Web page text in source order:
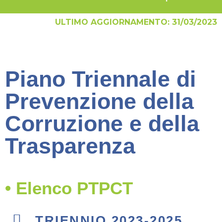
ULTIMO AGGIORNAMENTO: 31/03/2023
Piano Triennale di
Prevenzione della
Corruzione e della
Trasparenza
• Elenco PTPCT